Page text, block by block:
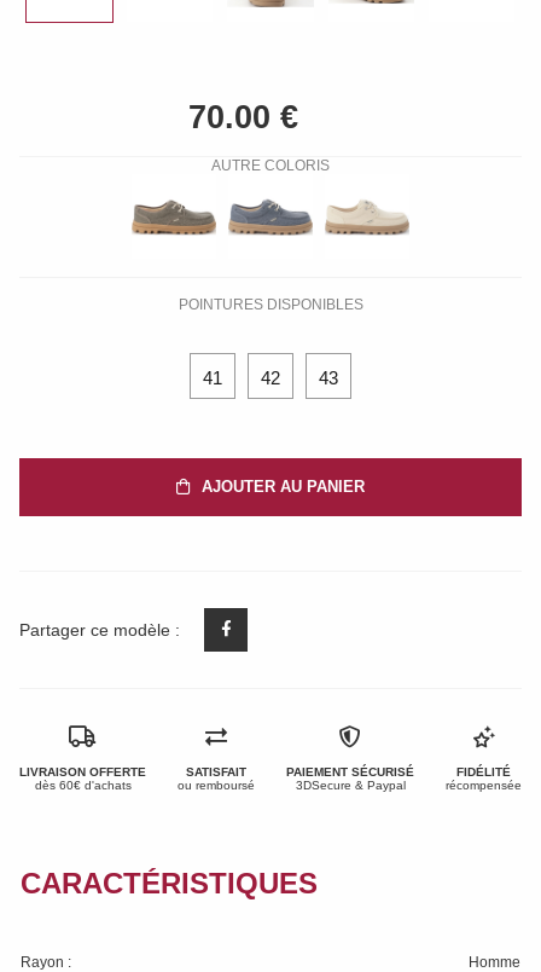
AUTRE COLORIS
POINTURES DISPONIBLES
41 42 43
AJOUTER AU PANIER
Partager ce modèle :
LIVRAISON OFFERTE
dès 60€ d'achats
SATISFAIT
ou remboursé
PAIEMENT SÉCURISÉ
3DSecure & Paypal
FIDÉLITÉ
récompensée
CARACTÉRISTIQUES
Rayon :
Homme